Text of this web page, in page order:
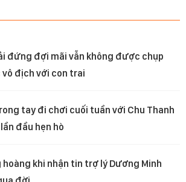
đứng đợi mãi vẫn không được chụp
địch với con trai
tay đi chơi cuối tuần với Chu Thanh
đầu hẹn hò
hoàng khi nhận tin trợ lý Dương Minh